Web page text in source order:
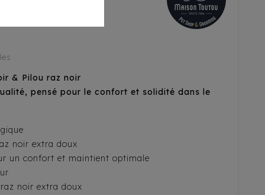
& Pilou raz noir
pensé pour le confort et solidité dans le
noir extra doux
un confort et maintient optimale
noir extra doux